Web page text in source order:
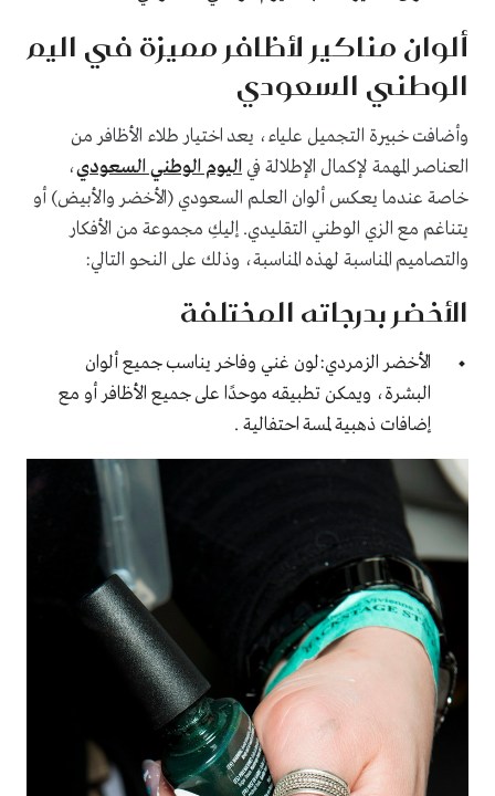
ألوان مناكير لأظافر مميزة في اليم
الوطني السعودي
وأضافت خبيرة التجميل علياء، يعد اختيار طلاء الأظافر من
العناصر المهمة لإكمال الإطلالة في اليوم الوطني السعودي،
خاصة عندما يعكس ألوان العلم السعودي (الأخضر والأبيض) أو
يتناغم مع الزي الوطني التقليدي. إليكِ مجموعة من الأفكار
والتصاميم المناسبة لهذه المناسبة، وذلك على النحو التالي:
الأخضر بدرجاته المختلفة
الأخضر الزمردي:لون غني وفاخر يناسب جميع ألوان
البشرة، ويمكن تطبيقه موحدًا على جميع الأظافر أو مع
إضافات ذهبية لمسة احتفالية .